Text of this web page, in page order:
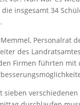
die insgesamt 34
Personalrat
des
Firmen führten mit
sieben